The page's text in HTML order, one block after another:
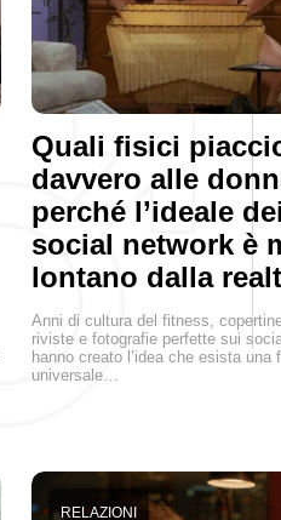
Quali fisici
davvero alle
perché l’ideale dei
social network è
lontano dalla
Anni di cultura del fitness,
riviste e fotografie perfette sui
hanno creato l’idea che esista una
universale…
RELAZIONI